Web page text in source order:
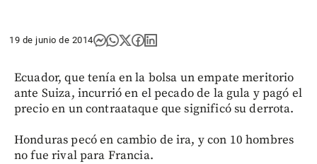
19 de junio de 2014
Ecuador, que tenía en la bolsa un empate meritorio
ante Suiza, incurrió en el pecado de la gula y pagó el
precio en un contraataque que significó su derrota.
Honduras pecó en cambio de ira, y con 10 hombres
no fue rival para Francia.